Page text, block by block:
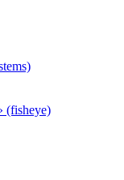
(fisheye)